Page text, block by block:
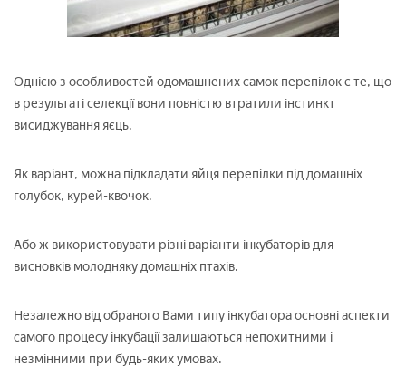
Однією з особливостей одомашнених самок перепілок є те, що
в результаті селекції вони повністю втратили інстинкт
висиджування яєць.
Як варіант, можна підкладати яйця перепілки під домашніх
голубок, курей-квочок.
Або ж використовувати різні варіанти інкубаторів для
висновків молодняку домашніх птахів.
Незалежно від обраного Вами типу інкубатора основні аспекти
самого процесу інкубації залишаються непохитними і
незмінними при будь-яких умовах.